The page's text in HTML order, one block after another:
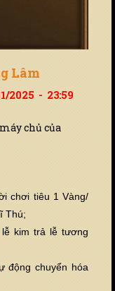
Lâm
2025 - 23:59
chủ của
chơi tiêu 1 Vàng/
Thú;
kim trả lễ tương
động chuyển hóa